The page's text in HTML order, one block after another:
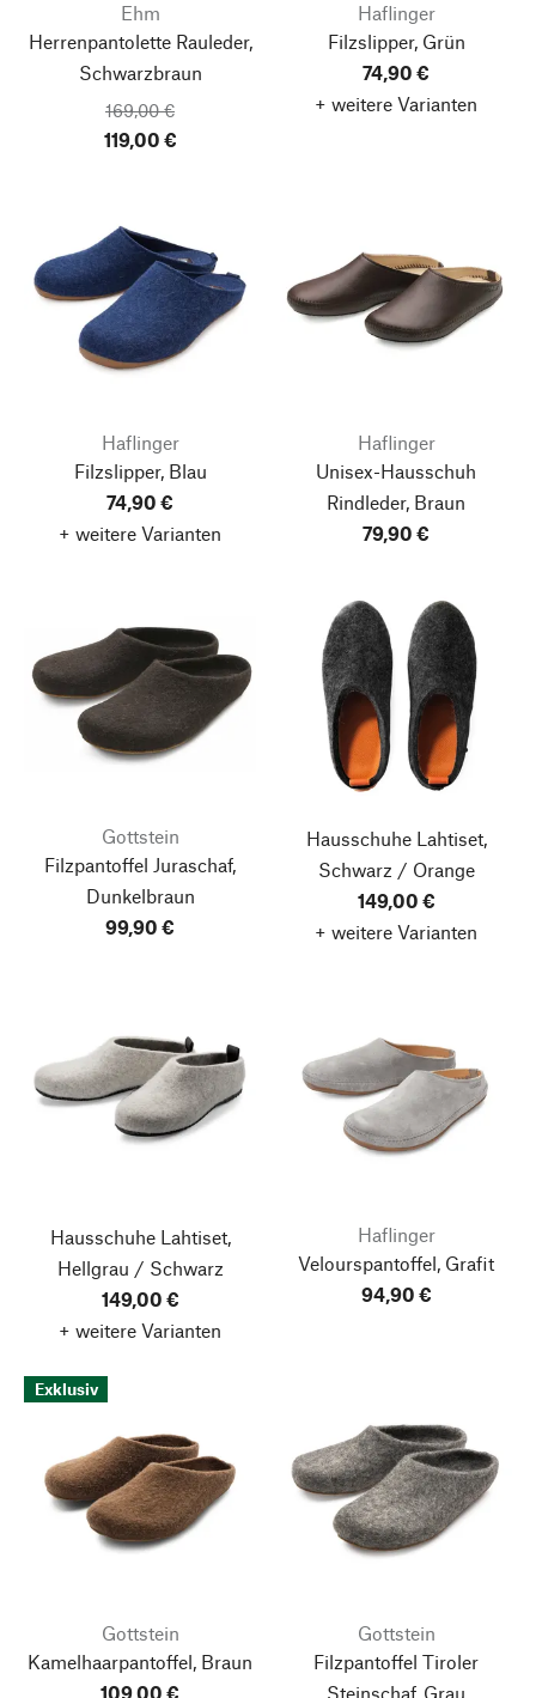
Ehm
Herrenpantolette Rauleder,
Schwarzbraun
169,00 €
119,00 €
Haflinger
Filzslipper, Grün
74,90 €
+ weitere Varianten
Haflinger
Filzslipper, Blau
74,90 €
+ weitere Varianten
Haflinger
Unisex-Hausschuh
Rindleder, Braun
79,90 €
Gottstein
Filzpantoffel Juraschaf,
Dunkelbraun
99,90 €
Hausschuhe Lahtiset,
Schwarz / Orange
149,00 €
+ weitere Varianten
Hausschuhe Lahtiset,
Hellgrau / Schwarz
149,00 €
+ weitere Varianten
Haflinger
Velourspantoffel, Grafit
94,90 €
Exklusiv
Gottstein
Kamelhaarpantoffel, Braun
109,00 €
Gottstein
Filzpantoffel Tiroler
Steinschaf, Grau